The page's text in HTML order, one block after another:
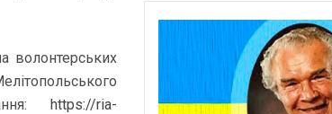
волонтерських
https://ria-